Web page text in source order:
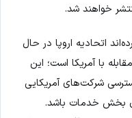
خواهند شد.
اتحادیه اروپا در حال
با آمریکا است؛ این
شرکت‌های آمریکایی
بخش خدمات باشد.